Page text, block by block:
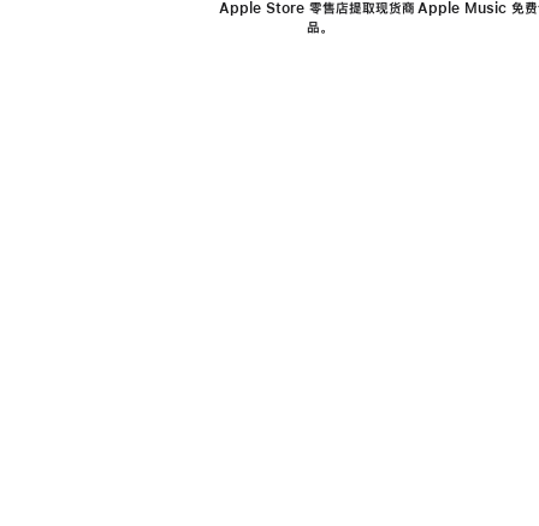
Apple Store 零售店提取现货商
品。
Apple Music 免费